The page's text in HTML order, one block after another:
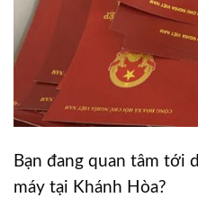
Bạn đang quan tâm tới
máy tại Khánh Hòa?